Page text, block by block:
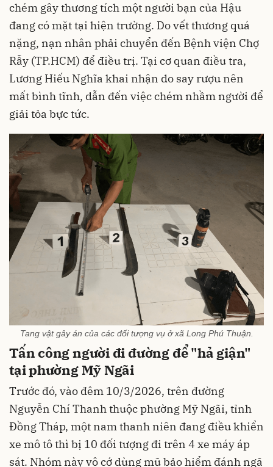
chém gây thương tích một người bạn của Hậu
đang có mặt tại hiện trường. Do vết thương quá
nặng, nạn nhân phải chuyển đến Bệnh viện Chợ
Rẫy (TP.HCM) để điều trị. Tại cơ quan điều tra,
Lương Hiếu Nghĩa khai nhận do say rượu nên
mất bình tĩnh, dẫn đến việc chém nhầm người để
giải tỏa bực tức.
Tang vật gây án của các đối tượng vụ ở xã Long Phú Thuận.
Tấn công người đi đường để "hả giận"
tại phường Mỹ Ngãi
Trước đó, vào đêm 10/3/2026, trên đường
Nguyễn Chí Thanh thuộc phường Mỹ Ngãi, tỉnh
Đồng Tháp, một nam thanh niên đang điều khiển
xe mô tô thì bị 10 đối tượng đi trên 4 xe máy áp
sát. Nhóm này vô cớ dùng mũ bảo hiểm đánh ngã